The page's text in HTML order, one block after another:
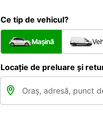
Ce tip de vehicul?
Mașină
Locație de preluare și